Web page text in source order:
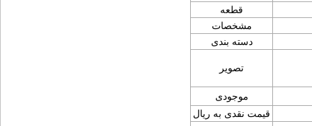
قطعه
مشخصات
دسته بندی
تصویر
موجودی
قیمت نقدی به ریال